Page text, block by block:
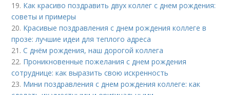
19. Как красиво поздравить двух коллег с днем рождения:
советы и примеры
20. Красивые поздравления с днем рождения коллеге в
прозе: лучшие идеи для теплого адреса
21.С днём рождения, наш дорогой коллега
22. Проникновенные пожелания с днем рождения
сотруднице: как выразить свою искренность
23. Мини поздравления с днем рождения коллеге: как